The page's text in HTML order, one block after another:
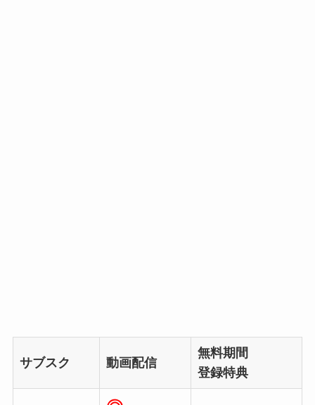
サブスク 動画配信
無料期間
登録特典